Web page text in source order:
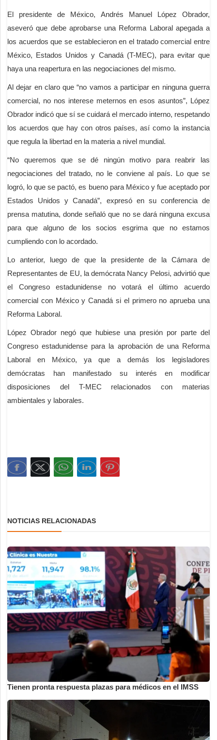
El presidente de México, Andrés Manuel López Obrador,
aseveró que debe aprobarse una Reforma Laboral apegada a
los acuerdos que se establecieron en el tratado comercial entre
México, Estados Unidos y Canadá (T-MEC), para evitar que
haya una reapertura en las negociaciones del mismo.
Al dejar en claro que “no vamos a participar en ninguna guerra
comercial, no nos interese meternos en esos asuntos”, López
Obrador indicó que sí se cuidará el mercado interno, respetando
los acuerdos que hay con otros países, así como la instancia
que regula la libertad en la materia a nivel mundial.
“No queremos que se dé ningún motivo para reabrir las
negociaciones del tratado, no le conviene al país. Lo que se
logró, lo que se pactó, es bueno para México y fue aceptado por
Estados Unidos y Canadá”, expresó en su conferencia de
prensa matutina, donde señaló que no se dará ninguna excusa
para que alguno de los socios esgrima que no estamos
cumpliendo con lo acordado.
Lo anterior, luego de que la presidente de la Cámara de
Representantes de EU, la demócrata Nancy Pelosi, advirtió que
el Congreso estadunidense no votará el último acuerdo
comercial con México y Canadá si el primero no aprueba una
Reforma Laboral.
López Obrador negó que hubiese una presión por parte del
Congreso estadunidense para la aprobación de una Reforma
Laboral en México, ya que a demás los legisladores
demócratas han manifestado su interés en modificar
disposiciones del T-MEC relacionados con materias
ambientales y laborales.
NOTICIAS RELACIONADAS
Tienen pronta respuesta plazas para médicos en el IMSS